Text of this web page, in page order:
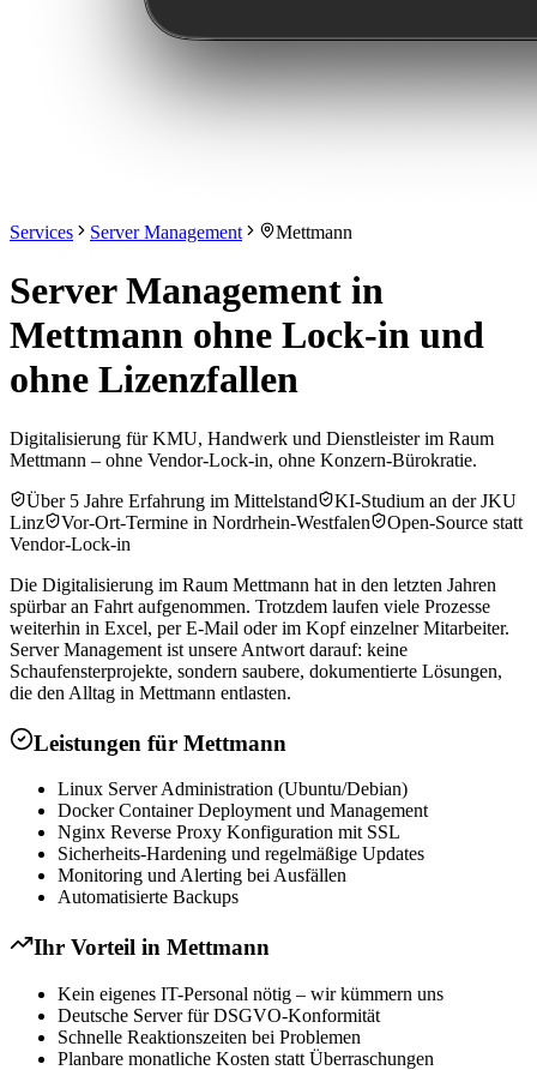
Services Server Management Mettmann
Server Management in
Mettmann ohne Lock-in und
ohne Lizenzfallen
Digitalisierung für KMU, Handwerk und Dienstleister im Raum
Mettmann – ohne Vendor-Lock-in, ohne Konzern-Bürokratie.
Über 5 Jahre Erfahrung im Mittelstand
KI-Studium an der JKU
Linz
Vor-Ort-Termine in Nordrhein-Westfalen
Open-Source statt
Vendor-Lock-in
Die Digitalisierung im Raum Mettmann hat in den letzten Jahren
spürbar an Fahrt aufgenommen. Trotzdem laufen viele Prozesse
weiterhin in Excel, per E-Mail oder im Kopf einzelner Mitarbeiter.
Server Management ist unsere Antwort darauf: keine
Schaufensterprojekte, sondern saubere, dokumentierte Lösungen,
die den Alltag in Mettmann entlasten.
Leistungen für Mettmann
Linux Server Administration (Ubuntu/Debian)
Docker Container Deployment und Management
Nginx Reverse Proxy Konfiguration mit SSL
Sicherheits-Hardening und regelmäßige Updates
Monitoring und Alerting bei Ausfällen
Automatisierte Backups
Ihr Vorteil in Mettmann
Kein eigenes IT-Personal nötig – wir kümmern uns
Deutsche Server für DSGVO-Konformität
Schnelle Reaktionszeiten bei Problemen
Planbare monatliche Kosten statt Überraschungen